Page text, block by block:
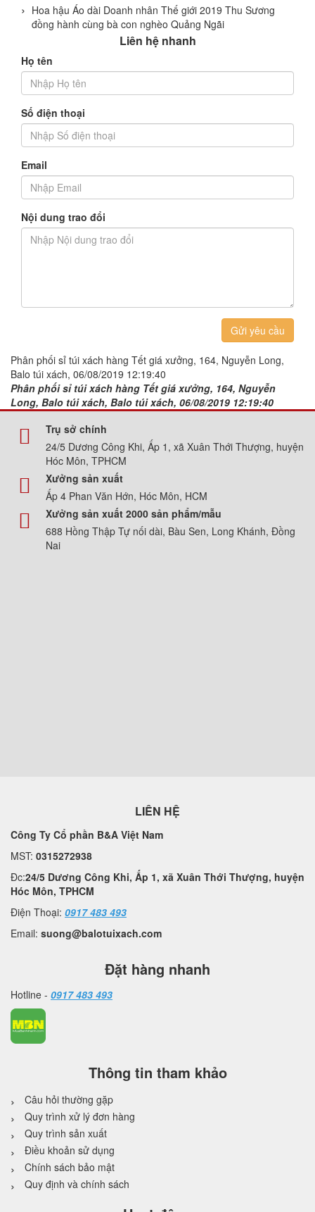
Hoa hậu Áo dài Doanh nhân Thế giới 2019 Thu Sương
đồng hành cùng bà con nghèo Quảng Ngãi
Liên hệ nhanh
Họ tên
Số điện thoại
Email
Nội dung trao đổi
Gửi yêu cầu
Phân phối sỉ túi xách hàng Tết giá xưởng, 164, Nguyễn Long,
Balo túi xách, 06/08/2019 12:19:40
Phân phối sỉ túi xách hàng Tết giá xưởng, 164, Nguyễn
Long, Balo túi xách, Balo túi xách, 06/08/2019 12:19:40
Trụ sở chính
24/5 Dương Công Khi, Ấp 1, xã Xuân Thới Thượng, huyện
Hóc Môn, TPHCM
Xưởng sản xuất
Ấp 4 Phan Văn Hớn, Hóc Môn, HCM
Xưởng sản xuất 2000 sản phẩm/mẫu
688 Hồng Thập Tự nối dài, Bàu Sen, Long Khánh, Đồng
Nai
LIÊN HỆ
Công Ty Cổ phần B&A Việt Nam
MST: 0315272938
Đc:24/5 Dương Công Khi, Ấp 1, xã Xuân Thới Thượng, huyện
Hóc Môn, TPHCM
Điện Thoại: 0917 483 493
Email: suong@balotuixach.com
Đặt hàng nhanh
Hotline - 0917 483 493
Thông tin tham khảo
Câu hỏi thường gặp
Quy trình xử lý đơn hàng
Quy trình sản xuất
Điều khoản sử dụng
Chính sách bảo mật
Quy định và chính sách